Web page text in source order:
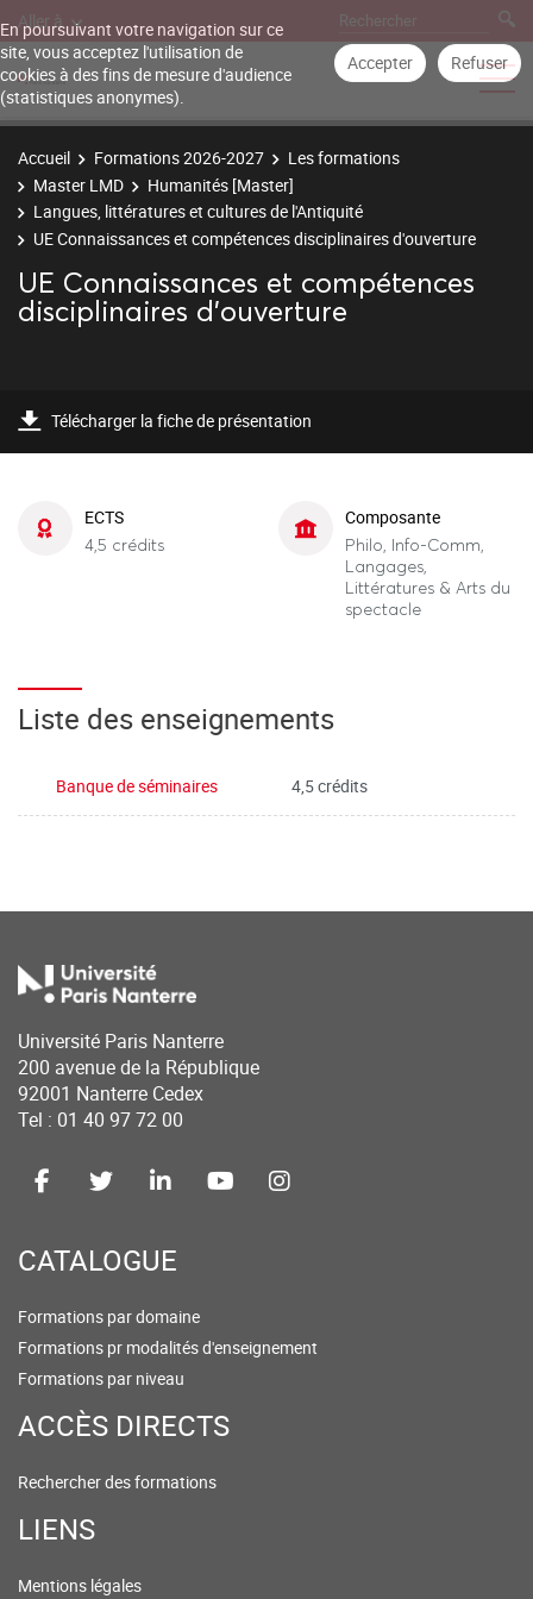
En poursuivant votre navigation sur ce
site, vous acceptez l'utilisation de
cookies à des fins de mesure d'audience
(statistiques anonymes).
Accepter Refuser
Aller à
Accueil Formations 2026-2027
Les formations
Master LMD
Humanités [Master]
Langues, littératures et cultures de l'Antiquité
UE Connaissances et compétences disciplinaires d'ouverture
UE Connaissances et compétences
disciplinaires d'ouverture
Télécharger la fiche de présentation
ECTS
4,5 crédits
Composante
Philo, Info-Comm,
Langages,
Littératures & Arts du
spectacle
Liste des enseignements
Banque de séminaires 4,5 crédits
Université Paris Nanterre
200 avenue de la République
92001 Nanterre Cedex
Tel : 01 40 97 72 00
CATALOGUE
Formations par domaine
Formations pr modalités d'enseignement
Formations par niveau
ACCÈS DIRECTS
Rechercher des formations
LIENS
Mentions légales